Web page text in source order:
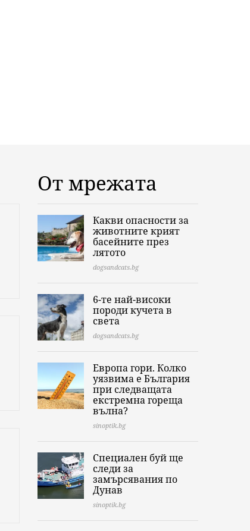
От мрежата
Какви опасности за
животните крият
басейните през
лятото
dogsandcats.bg
6-те най-високи
породи кучета в
света
dogsandcats.bg
Европа гори. Колко
уязвима е България
при следващата
екстремна гореща
вълна?
sinoptik.bg
Специален буй ще
следи за
замърсявания по
Дунав
sinoptik.bg